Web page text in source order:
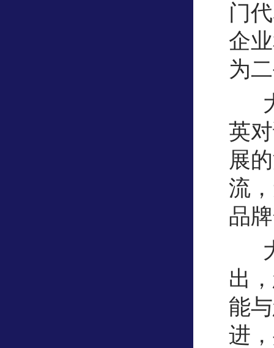
门
企
为
英
展
流
品
出
能
进